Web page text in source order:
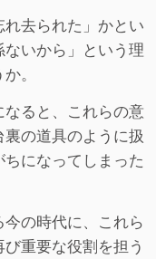
去られた」かとい
いから」という理
。
ると、これらの意
の道具のように扱
になってしまった
の時代に、これら
重要な役割を担う